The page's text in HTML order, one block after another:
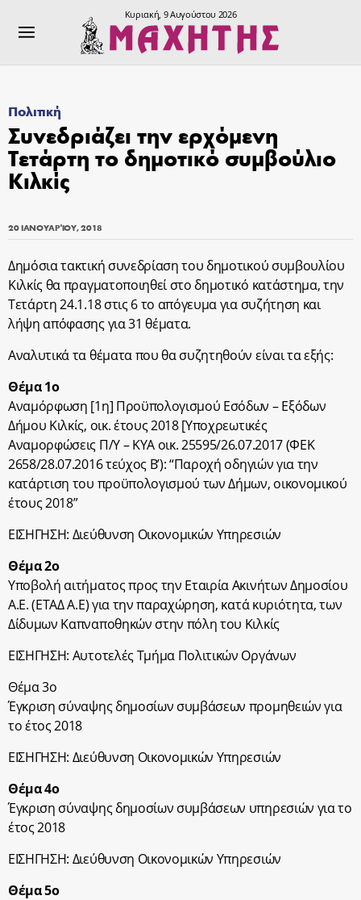
Κυριακή, 9 Αυγούστου 2026
Πολιτική
Συνεδριάζει την ερχόμενη
Τετάρτη το δημοτικό συμβούλιο
Κιλκίς
20 ΙΑΝΟΥΑΡΊΟΥ, 2018
Δημόσια τακτική συνεδρίαση του δημοτικού συμβουλίου
Κιλκίς θα πραγματοποιηθεί στο δημοτικό κατάστημα, την
Τετάρτη 24.1.18 στις 6 το απόγευμα για συζήτηση και
λήψη απόφασης για 31 θέματα.
Αναλυτικά τα θέματα που θα συζητηθούν είναι τα εξής:
Θέμα 1ο
Αναμόρφωση [1η] Προϋπολογισμού Εσόδων – Εξόδων
Δήμου Κιλκίς, οικ. έτους 2018 [Υποχρεωτικές
Αναμορφώσεις Π/Υ – ΚΥΑ οικ. 25595/26.07.2017 (ΦΕΚ
2658/28.07.2016 τεύχος Β’): “Παροχή οδηγιών για την
κατάρτιση του προϋπολογισμού των Δήμων, οικονομικού
έτους 2018”
ΕΙΣΗΓΗΣΗ: Διεύθυνση Οικονομικών Υπηρεσιών
Θέμα 2ο
Υποβολή αιτήματος προς την Εταιρία Ακινήτων Δημοσίου
Α.Ε. (ΕΤΑΔ Α.Ε) για την παραχώρηση, κατά κυριότητα, των
Δίδυμων Καπναποθηκών στην πόλη του Κιλκίς
ΕΙΣΗΓΗΣΗ: Αυτοτελές Τμήμα Πολιτικών Οργάνων
Θέμα 3ο
Έγκριση σύναψης δημοσίων συμβάσεων προμηθειών για
το έτος 2018
ΕΙΣΗΓΗΣΗ: Διεύθυνση Οικονομικών Υπηρεσιών
Θέμα 4ο
Έγκριση σύναψης δημοσίων συμβάσεων υπηρεσιών για το
έτος 2018
ΕΙΣΗΓΗΣΗ: Διεύθυνση Οικονομικών Υπηρεσιών
Θέμα 5ο